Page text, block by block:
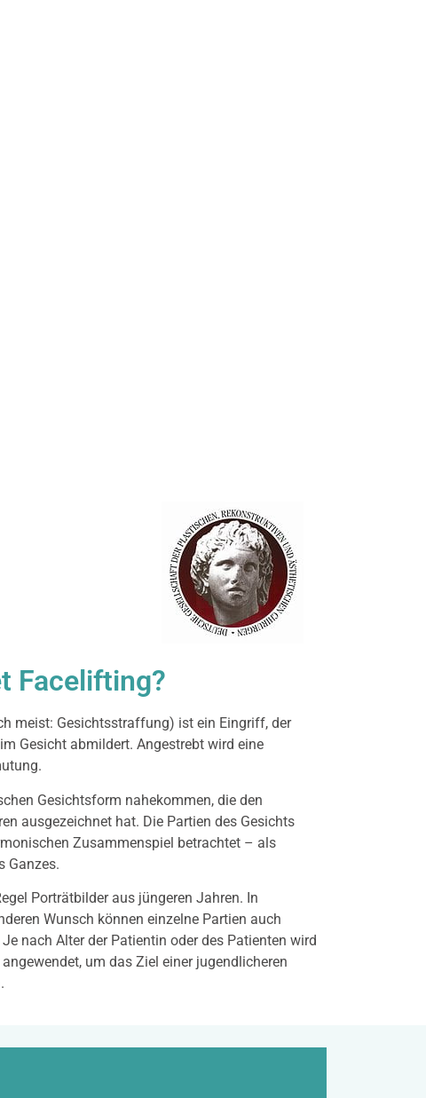
Facelifting?
meist: Gesichtsstraffung) ist ein Eingriff, der
Gesicht abmildert. Angestrebt wird eine
Gesichtsform nahekommen, die den
ausgezeichnet hat. Die Partien des Gesichts
Zusammenspiel betrachtet – als
Ganzes.
Porträtbilder aus jüngeren Jahren. In
Wunsch können einzelne Partien auch
nach Alter der Patientin oder des Patienten wird
um das Ziel einer jugendlicheren